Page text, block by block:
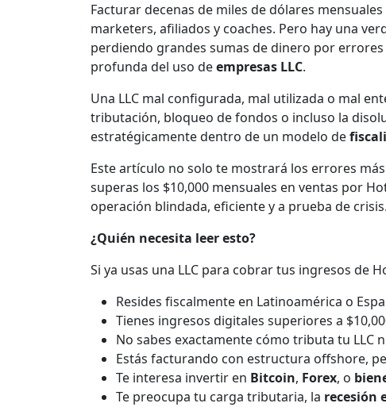
Facturar decenas de miles de dólares
marketers, afiliados y coaches. Pero hay una
perdiendo grandes sumas de dinero por
profunda del uso deempresas LLC.
Una LLC mal configurada, mal utilizada o mal
tributación, bloqueo de fondos o incluso la
estratégicamente dentro de un modelo de
Este artículo no solo te mostrará los errores
superas los $10,000 mensuales en ventas por
operación blindada, eficiente y a prueba de crisis.
¿Quién necesita leer esto?
Si ya usas una LLC para cobrar tus ingresos de
Resides fiscalmente en Latinoamérica o
Tienes ingresos digitales superiores a
No sabes exactamente cómo tributa tu LLC
Estás facturando con estructura offshore,
Te interesa invertir en Bitcoin, Forex, o
Te preocupa tu carga tributaria, la recesión